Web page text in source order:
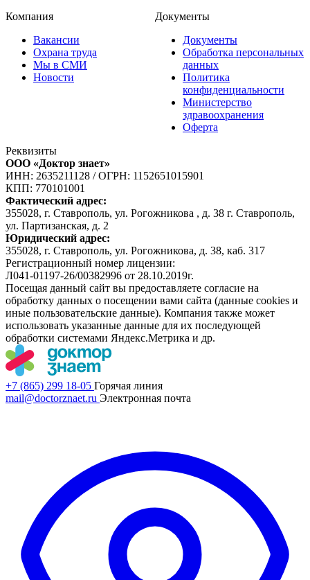
Компания
Вакансии
Охрана труда
Мы в СМИ
Новости
Документы
Документы
Обработка персональных
данных
Политика
конфиденциальности
Министерство
здравоохранения
Оферта
Реквизиты
ООО «Доктор знает»
ИНН: 2635211128 /ОГРН: 1152651015901
КПП: 770101001
Фактический адрес:
355028, г. Ставрополь, ул. Рогожникова , д. 38 г. Ставрополь,
ул. Партизанская, д. 2
Юридический адрес:
355028, г. Ставрополь, ул. Рогожникова, д. 38, каб. 317
Регистрационный номер лицензии:
Л041-01197-26/00382996 от 28.10.2019г.
Посещая данный сайт вы предоставляете согласие на
обработку данных о посещении вами сайта (данные cookies и
иные пользовательские данные). Компания также может
использовать указанные данные для их последующей
обработки системами Яндекс.Метрика и др.
+7 (865) 299 18-05 Горячая линия
mail@doctorznaet.ru Электронная почта